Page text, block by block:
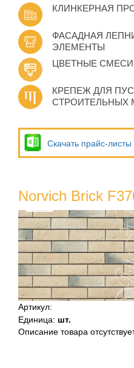
КЛИНКЕРНАЯ
ФАСАДНАЯ
ЭЛЕМЕНТЫ
ЦВЕТНЫЕ СМЕСИ
КРЕПЕЖ ДЛЯ
СТРОИТЕЛЬНЫХ
Скачать прайс-листы
Norvich Brick
Артикул:
Единица: шт.
Описание товара